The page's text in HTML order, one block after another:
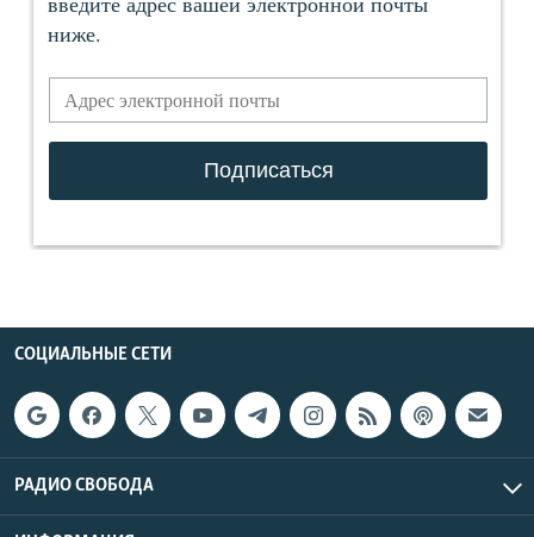
СОЦИАЛЬНЫЕ СЕТИ
РАДИО СВОБОДА